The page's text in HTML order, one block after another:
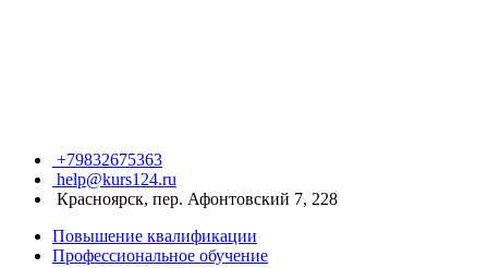
+79832675363
help@kurs124.ru
Красноярск, пер. Афонтовский 7, 228
Повышение квалификации
Профессиональное обучение